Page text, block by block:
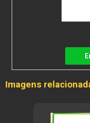
Imagens